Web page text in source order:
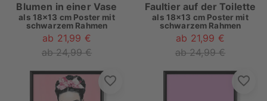
Blumen in einer Vase
als 18x13 cm Poster mit
schwarzem Rahmen
ab 21,99 €
ab 24,99 €
Faultier auf der Toilette
als 18x13 cm Poster mit
schwarzem Rahmen
ab 21,99 €
ab 24,99 €